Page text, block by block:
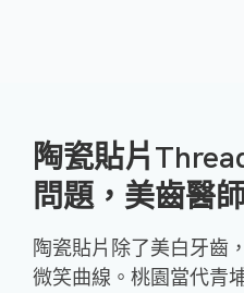
陶瓷貼片
問題，美齒醫
陶瓷貼片除了美白牙齒
微笑曲線。桃園當代青